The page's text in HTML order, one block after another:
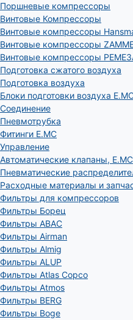
Поршневые компрессоры
Винтовые Компрессоры
Винтовые компрессоры
Винтовые компрессоры
Винтовые компрессоры
Подготовка сжатого воздуха
Подготовка воздуха
Блоки подготовки воздуха
Соединение
Пневмотрубка
Фитинги E.MC
Управление
Автоматические клапаны, Е.МС
Пневматические
Расходные материалы и
Фильтры для компрессоров
Фильтры Борец
Фильтры ABAC
Фильтры Airman
Фильтры Almig
Фильтры ALUP
Фильтры Atlas Copco
Фильтры Atmos
Фильтры BERG
Фильтры Boge